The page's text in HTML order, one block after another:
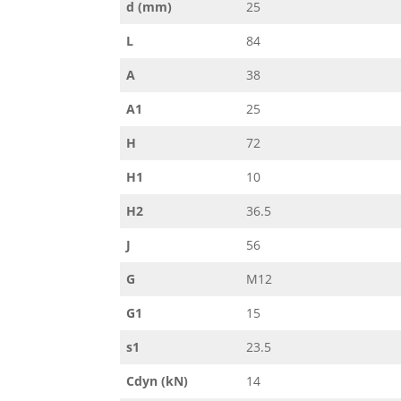
d (mm)
25
L
84
A
38
A1
25
H
72
H1
10
H2
36.5
J
56
G
M12
G1
15
s1
23.5
Cdyn (kN)
14